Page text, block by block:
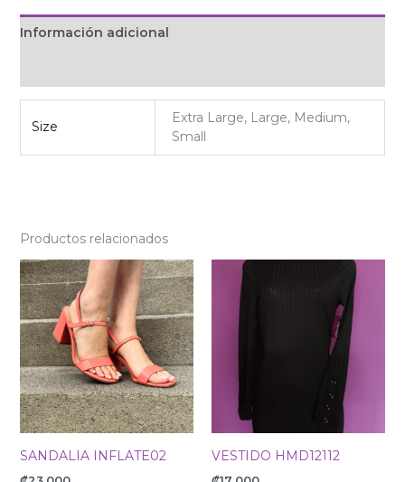
Información adicional
Size
Extra Large, Large, Medium,
Small
Productos relacionados
SANDALIA INFLATE02 VESTIDO HMD12112